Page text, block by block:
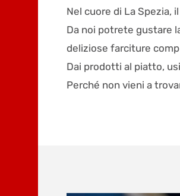
Nel cuore di La Spezia,
Da noi potrete gustare
deliziose farciture
Dai prodotti al piatto,
Perché non vieni a